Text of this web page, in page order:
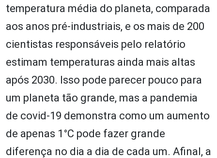
temperatura média do planeta, comparada
aos anos pré-industriais, e os mais de 200
cientistas responsáveis pelo relatório
estimam temperaturas ainda mais altas
após 2030. Isso pode parecer pouco para
um planeta tão grande, mas a pandemia
de covid-19 demonstra como um aumento
de apenas 1°C pode fazer grande
diferença no dia a dia de cada um. Afinal, a